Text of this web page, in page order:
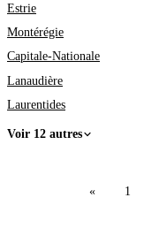
Estrie
Montérégie
Capitale-Nationale
Lanaudière
Laurentides
Voir 12 autres
« 1